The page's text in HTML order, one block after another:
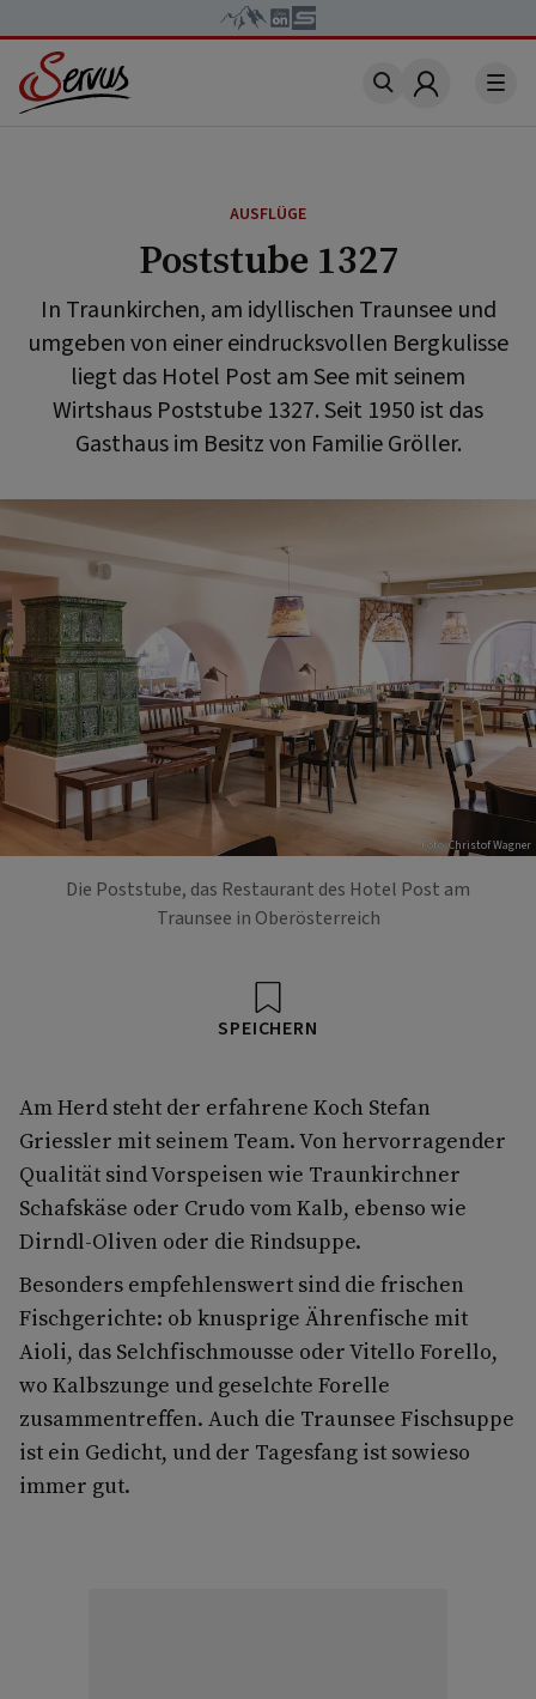
Account
AUSFLÜGE
Poststube 1327
In Traunkirchen, am idyllischen Traunsee und
umgeben von einer eindrucksvollen Bergkulisse
liegt das Hotel Post am See mit seinem
Wirtshaus Poststube 1327. Seit 1950 ist das
Gasthaus im Besitz von Familie Gröller.
Foto: Christof Wagner
Die Poststube, das Restaurant des Hotel Post am
Traunsee in Oberösterreich
SPEICHERN
Am Herd steht der erfahrene Koch Stefan
Griessler mit seinem Team. Von hervorragender
Qualität sind Vorspeisen wie Traunkirchner
Schafskäse oder Crudo vom Kalb, ebenso wie
Dirndl-Oliven oder die Rindsuppe.
Besonders empfehlenswert sind die frischen
Fischgerichte: ob knusprige Ährenfische mit
Aioli, das Selchfischmousse oder Vitello Forello,
wo Kalbszunge und geselchte Forelle
zusammentreffen. Auch die Traunsee Fischsuppe
ist ein Gedicht, und der Tagesfang ist sowieso
immer gut.